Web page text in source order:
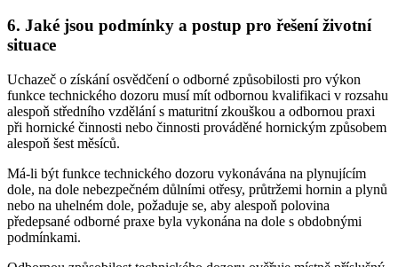
6. Jaké jsou podmínky a postup pro řešení životní
situace
Uchazeč o získání osvědčení o odborné způsobilosti pro výkon
funkce technického dozoru musí mít odbornou kvalifikaci v rozsahu
alespoň středního vzdělání s maturitní zkouškou a odbornou praxi
při hornické činnosti nebo činnosti prováděné hornickým způsobem
alespoň šest měsíců.
Má-li být funkce technického dozoru vykonávána na plynujícím
dole, na dole nebezpečném důlními otřesy, průtržemi hornin a plynů
nebo na uhelném dole, požaduje se, aby alespoň polovina
předepsané odborné praxe byla vykonána na dole s obdobnými
podmínkami.